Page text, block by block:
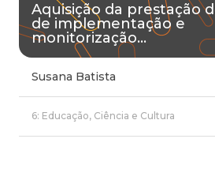
Aquisição da prestação
de implementação e
monitorização…
Susana Batista
6: Educação, Ciência e Cultura